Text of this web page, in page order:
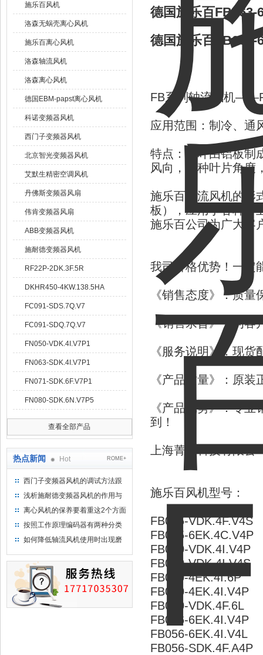
施乐百风机
洛森无蜗壳离心风机
施乐百离心风机
洛森轴流风机
洛森离心风机
德国EBM-papst离心风机
科诺变频器风机
西门子变频器风机
北京智光变频器风机
艾默生精密空调风机
丹佛斯变频器风扇
伟肯变频器风扇
ABB变频器风机
施耐德变频器风机
RF22P-2DK.3F.5R
DKHR450-4KW.138.5HA
FC091-SDS.7Q.V7
FC091-SDQ.7Q.V7
FN050-VDK.4I.V7P1
FN063-SDK.4I.V7P1
FN071-SDK.6F.V7P1
FN080-SDK.6N.V7P5
查看全部产品
热点新闻 Hot ROME+
西门子变频器风机的调试方法跟
步骤
浅析施耐德变频器风机的作用与
意义所在
离心风机的保养要着重这2个方面
按照工作原理编码器有两种分类
如何降低轴流风机使用时出现磨
德国施乐百FB063-
德国施乐百FB063-
FB系列轴流风机
应用范围：制冷、通
特点：风叶由铝板制
风向，多种叶片角度
施乐百轴流风机的形
板），应用于各种行
施乐百公司为广大客
我司价格优势！一定
《销售态度》：质
《销售宗旨》：为
《服务说明》：现
《产品质量》：原装
《产品优势》：专
到！
上海菁园科技有限
施乐百风机型号：
FB045-VDK.4F.V4S
FB045-6EK.4C.V4P
FB050-VDK.4I.V4P
FB050-VDK.4I.V4S
FB050-4EK.4I.6P
FB050-4EK.4I.V4P
FB050-VDK.4F.6L
FB056-6EK.4I.V4P
FB056-6EK.4I.V4L
FB056-SDK.4F.A4P